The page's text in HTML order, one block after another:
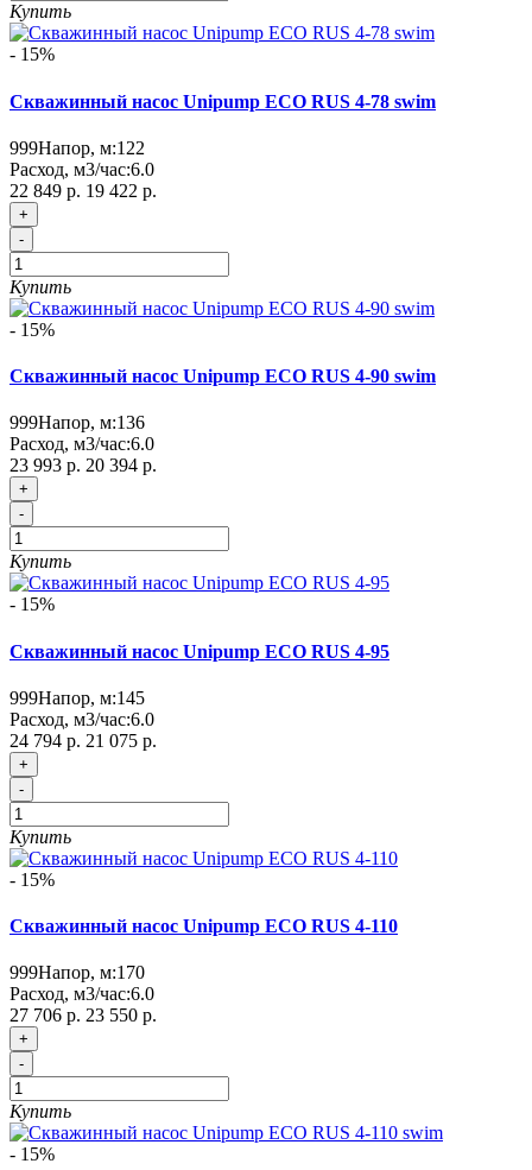
Купить
- 15%
Скважинный насос Unipump ECO RUS 4-78 swim
999Напор, м:122
Расход, м3/час:6.0
22 849 р. 19 422 р.
+
-
Купить
- 15%
Скважинный насос Unipump ECO RUS 4-90 swim
999Напор, м:136
Расход, м3/час:6.0
23 993 р. 20 394 р.
+
-
Купить
- 15%
Скважинный насос Unipump ECO RUS 4-95
999Напор, м:145
Расход, м3/час:6.0
24 794 р. 21 075 р.
+
-
Купить
- 15%
Скважинный насос Unipump ECO RUS 4-110
999Напор, м:170
Расход, м3/час:6.0
27 706 р. 23 550 р.
+
-
Купить
- 15%